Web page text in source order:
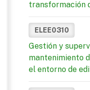
transformación
ELEE0310
Gestión y
mantenimiento
el entorno de